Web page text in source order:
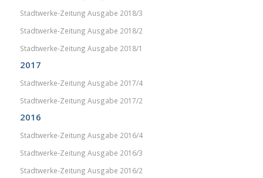
Stadtwerke-Zeitung Ausgabe 2018/3
Stadtwerke-Zeitung Ausgabe 2018/2
Stadtwerke-Zeitung Ausgabe 2018/1
2017
Stadtwerke-Zeitung Ausgabe 2017/4
Stadtwerke-Zeitung Ausgabe 2017/2
2016
Stadtwerke-Zeitung Ausgabe 2016/4
Stadtwerke-Zeitung Ausgabe 2016/3
Stadtwerke-Zeitung Ausgabe 2016/2